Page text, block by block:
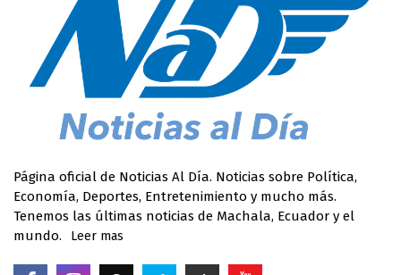
Página oficial de Noticias Al Día. Noticias sobre Política,
Economía, Deportes, Entretenimiento y mucho más.
Tenemos las últimas noticias de Machala, Ecuador y el
mundo.
Leer mas